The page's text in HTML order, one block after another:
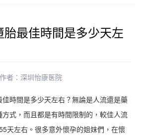
最佳時間是多少天左
作者： 深圳怡康医院
時間是多少天左右？無論是人流還是藥
式，而且都是有時間限制的，較佳人流
天左右。很多意外懷孕的姐妹們，在懷